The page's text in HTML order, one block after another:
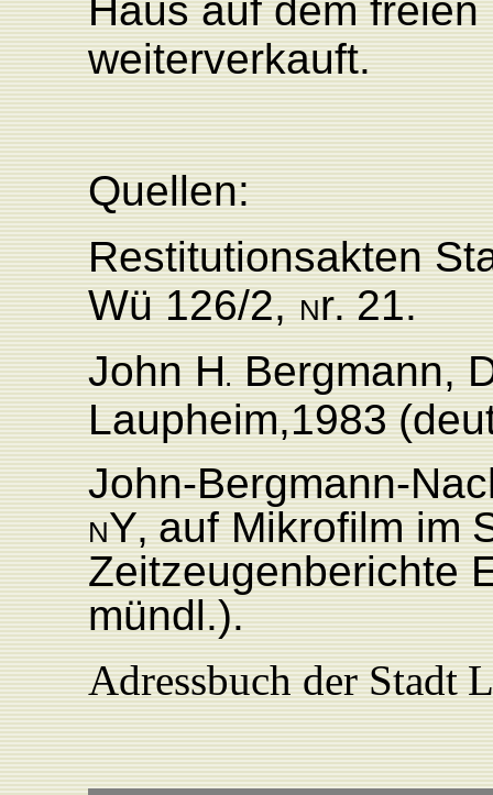
Haus auf dem freien
weiterverkauft.
Quellen:
Restitutionsakten
Wü 126/2, Nr. 21.
John H. Bergmann,
Laupheim,1983
John-Bergmann-
NY, auf Mikrofilm im
Zeitzeugenberichte
mündl.).
Adressbuch der Stadt